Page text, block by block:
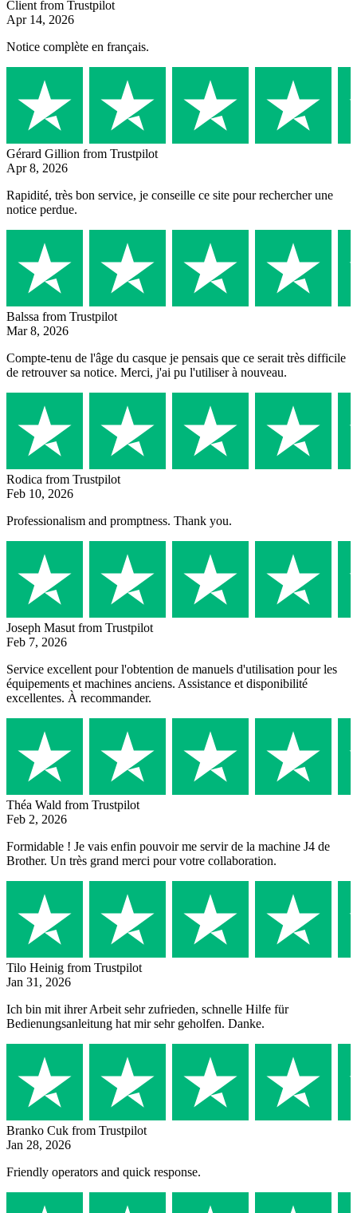
Client from Trustpilot
Apr 14, 2026
Notice complète en français.
Gérard Gillion from Trustpilot
Apr 8, 2026
Rapidité, très bon service, je conseille ce site pour rechercher une
notice perdue.
Balssa from Trustpilot
Mar 8, 2026
Compte-tenu de l'âge du casque je pensais que ce serait très difficile
de retrouver sa notice. Merci, j'ai pu l'utiliser à nouveau.
Rodica from Trustpilot
Feb 10, 2026
Professionalism and promptness. Thank you.
Joseph Masut from Trustpilot
Feb 7, 2026
Service excellent pour l'obtention de manuels d'utilisation pour les
équipements et machines anciens. Assistance et disponibilité
excellentes. À recommander.
Théa Wald from Trustpilot
Feb 2, 2026
Formidable ! Je vais enfin pouvoir me servir de la machine J4 de
Brother. Un très grand merci pour votre collaboration.
Tilo Heinig from Trustpilot
Jan 31, 2026
Ich bin mit ihrer Arbeit sehr zufrieden, schnelle Hilfe für
Bedienungsanleitung hat mir sehr geholfen. Danke.
Branko Cuk from Trustpilot
Jan 28, 2026
Friendly operators and quick response.